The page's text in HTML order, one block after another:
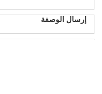
إرسال الوصفة